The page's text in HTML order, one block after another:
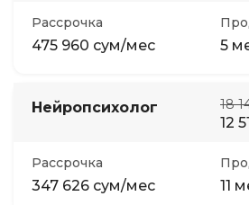
Рассрочка
475 960 сум/мес 5
Нейропсихолог 18
12
Рассрочка
347 626 сум/мес 11